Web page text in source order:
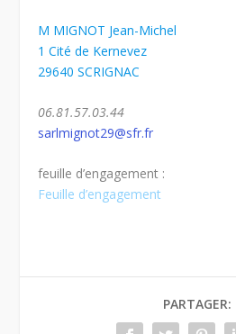
M MIGNOT Jean-Michel
1 Cité de Kernevez
29640 SCRIGNAC
06.81.57.03.44
sarlmignot29@sfr.fr
feuille d’engagement :
Feuille d’engagement
PARTAGER: